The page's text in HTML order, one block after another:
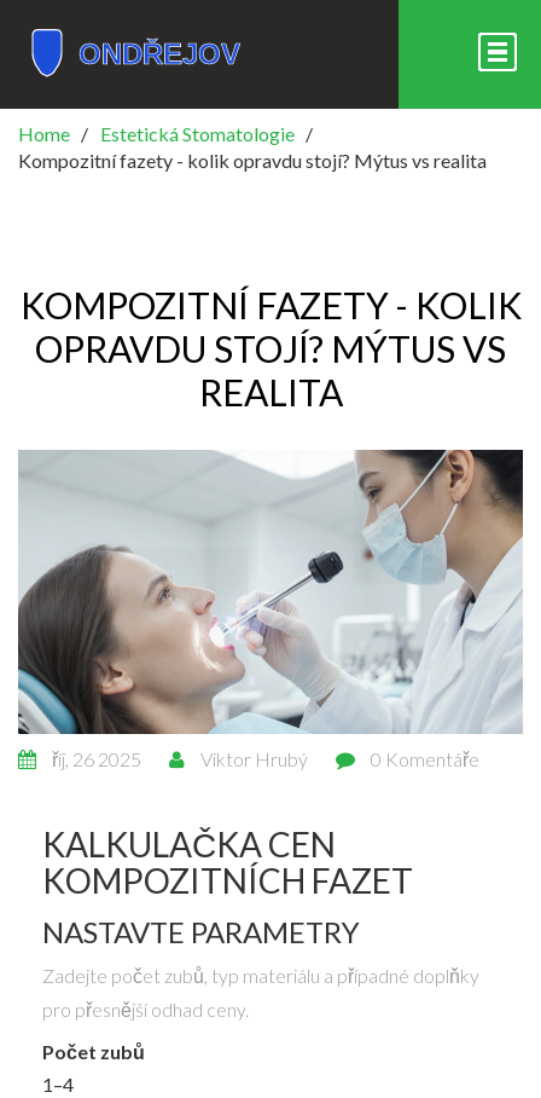
Home
Estetická Stomatologie
Kompozitní fazety - kolik opravdu stojí? Mýtus vs realita
KOMPOZITNÍ FAZETY - KOLIK
OPRAVDU STOJÍ? MÝTUS VS
REALITA
říj, 26 2025 Viktor Hrubý 0 Komentáře
KALKULAČKA CEN
KOMPOZITNÍCH FAZET
NASTAVTE PARAMETRY
Zadejte počet zubů, typ materiálu a případné doplňky
pro přesnější odhad ceny.
Počet zubů
1–4